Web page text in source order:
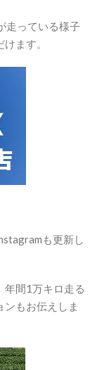
走っている様子
ます。
も更新し
年間1万キロ走る
もお伝えしま